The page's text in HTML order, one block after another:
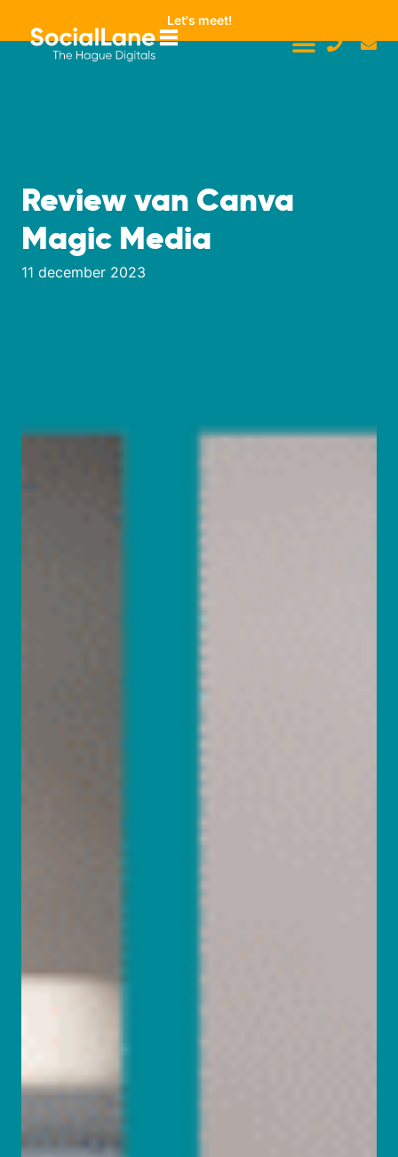
Let's meet!
Review van Canva
Magic Media
11 december 2023